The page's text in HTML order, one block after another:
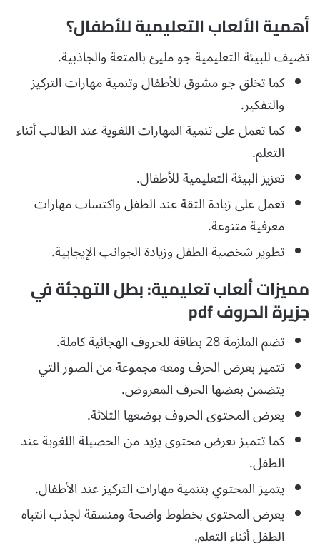
أهمية الألعاب التعليمية للأطفال؟
تضيف للبيئة التعليمية جو مليئ بالمتعة والجاذبية.
كما تخلق جو مشوق للأطفال وتنمية مهارات التركيز
والتفكير.
كما تعمل على تنمية المهارات اللغوية عند الطالب أثناء
التعلم.
تعزيز البيئة التعليمية للأطفال.
تعمل على زيادة الثقة عند الطفل واكتساب مهارات
معرفية متنوعة.
تطوير شخصية الطفل وزيادة الجوانب الإيجابية.
مميزات ألعاب تعليمية: بطل التهجئة في
جزيرة الحروف pdf
تضم الملزمة 28 بطاقة للحروف الهجائية كاملة.
تتميز بعرض الحرف ومعه مجموعة من الصور التي
يتضمن بعضها الحرف المعروض.
يعرض المحتوى الحروف بوضعها الثلاثة.
كما تتميز بعرض محتوى يزيد من الحصيلة اللغوية عند
الطفل.
يتميز المحتوي بتنمية مهارات التركيز عند الأطفال.
يعرض المحتوى بخطوط واضحة ومنسقة لجذب انتباه
الطفل أثناء التعلم.